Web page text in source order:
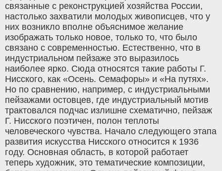
связанные с реконструкцией хозяйства России,
настолько захватили молодых живописцев, что у
них возникло вполне объяснимое желание
изображать только новое, только то, что было
связано с современностью. Естественно, что в
индустриальном пейзаже это выразилось
наиболее ярко. Сюда относятся такие работы Г.
Нисского, как «Осень. Семафоры» и «На путях».
Но по сравнению, например, с индустриальными
пейзажами остовцев, где индустриальный мотив
трактовался подчас излишне схематично, пейзаж
Г. Нисского поэтичен, полон теплоты
человеческого чувства. Начало следующего этапа
развития искусства Нисского относится к 1936
году. Основная область, в которой работает
теперь художник, это тематические композиции,